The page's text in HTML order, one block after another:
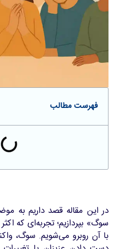
فهرست مطالب
در این مقاله قصد داریم به
سوگ» بپردازیم؛ تجربه‌ای که
با آن روبرو می‌شویم. سوگ،